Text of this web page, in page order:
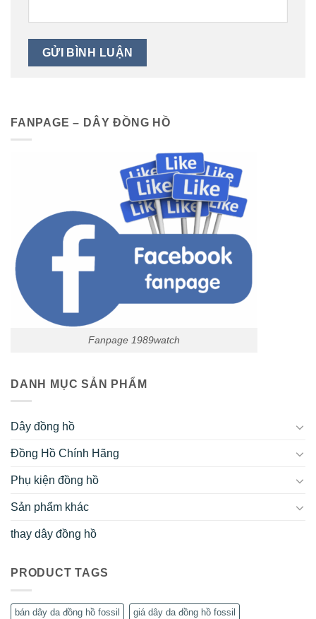
FANPAGE – DÂY ĐỒNG HỒ
Fanpage 1989watch
DANH MỤC SẢN PHẨM
Dây đồng hồ
Đồng Hồ Chính Hãng
Phụ kiện đồng hồ
Sản phẩm khác
thay dây đồng hồ
PRODUCT TAGS
bán dây da đồng hồ fossil giá dây da đồng hồ fossil